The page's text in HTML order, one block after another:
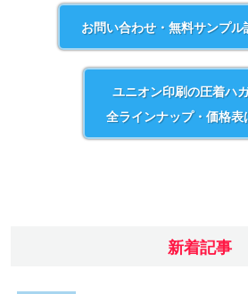
お問い合わせ・無料サンプル
ユニオン印刷の圧着ハ
全ラインナップ・価格表
新着記事